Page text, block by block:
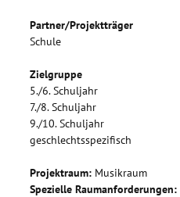
Partner/Projektträger
Schule
Zielgruppe
5./6. Schuljahr
7./8. Schuljahr
9./10. Schuljahr
geschlechtsspezifisch
Projektraum: Musikraum
Spezielle Raumanforderungen: